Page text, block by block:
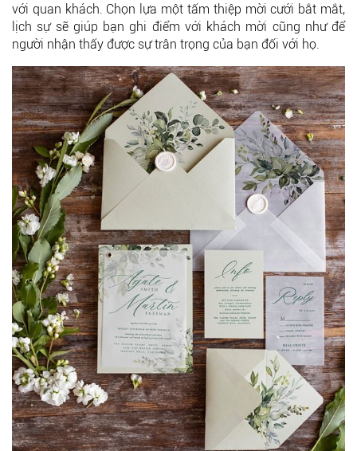
với quan khách. Chọn lựa một tấm thiệp mời cưới bắt mắt,
lịch sự sẽ giúp bạn ghi điểm với khách mời cũng như để
người nhận thấy được sự trân trọng của bạn đối với họ.